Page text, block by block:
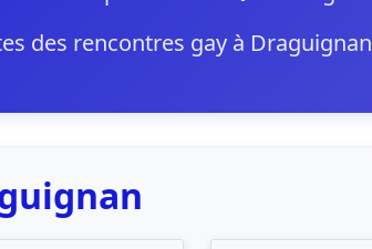
des rencontres gay à Draguignan